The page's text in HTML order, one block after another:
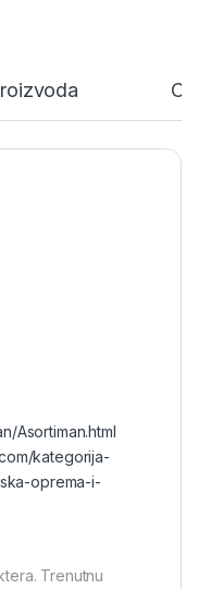
Asortiman.html
kategorija-
oprema-i-
Trenutnu